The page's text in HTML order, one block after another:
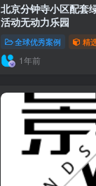
北京分钟寺小区配套
活动无动力乐园
全球优秀案例 精
1年前